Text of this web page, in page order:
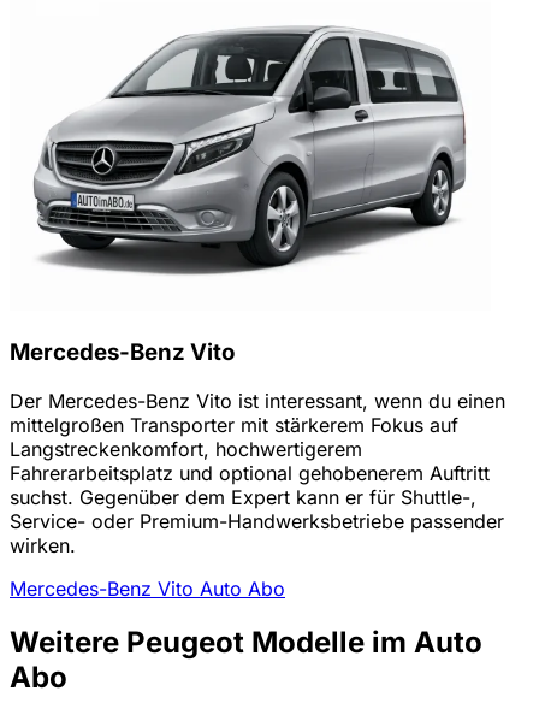
Mercedes-Benz Vito
Der Mercedes-Benz Vito ist interessant, wenn du einen
mittelgroßen Transporter mit stärkerem Fokus auf
Langstreckenkomfort, hochwertigerem
Fahrerarbeitsplatz und optional gehobenerem Auftritt
suchst. Gegenüber dem Expert kann er für Shuttle-,
Service- oder Premium-Handwerksbetriebe passender
wirken.
Mercedes-Benz Vito Auto Abo
Weitere Peugeot Modelle im Auto
Abo